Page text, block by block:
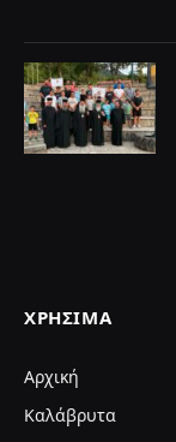
ΧΡΉΣΙΜΑ
Αρχική
Καλάβρυτα